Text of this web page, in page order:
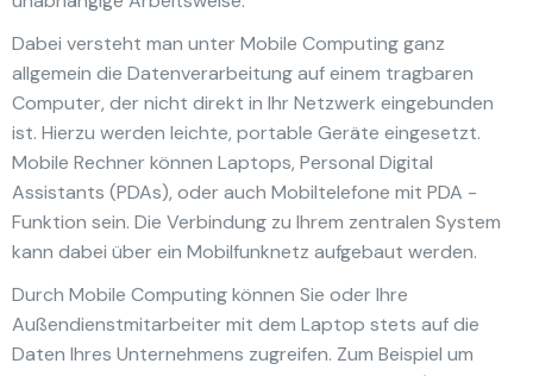
Dabei versteht man unter Mobile Computing ganz
allgemein die Datenverarbeitung auf einem tragbaren
Computer, der nicht direkt in Ihr Netzwerk eingebunden
ist. Hierzu werden leichte, portable Geräte eingesetzt.
Mobile Rechner können Laptops, Personal Digital
Assistants (PDAs), oder auch Mobiltelefone mit PDA -
Funktion sein. Die Verbindung zu Ihrem zentralen System
kann dabei über ein Mobilfunknetz aufgebaut werden.
Durch Mobile Computing können Sie oder Ihre
Außendienstmitarbeiter mit dem Laptop stets auf die
Daten Ihres Unternehmens zugreifen. Zum Beispiel um